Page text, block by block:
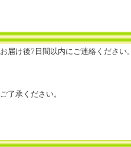
け後7日間以内にご連絡ください。
了承ください。